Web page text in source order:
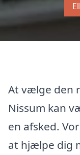
At vælge den
Nissum kan
en afsked.
at hjælpe dig